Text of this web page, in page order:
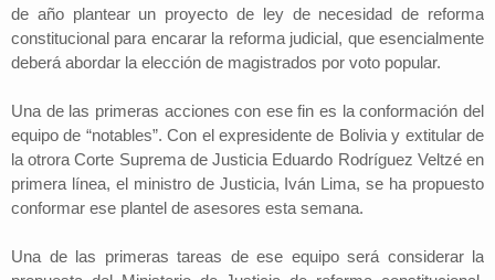
de año plantear un proyecto de ley de necesidad de reforma
constitucional para encarar la reforma judicial, que esencialmente
deberá abordar la elección de magistrados por voto popular.
Una de las primeras acciones con ese fin es la conformación del
equipo de “notables”. Con el expresidente de Bolivia y extitular de
la otrora Corte Suprema de Justicia Eduardo Rodríguez Veltzé en
primera línea, el ministro de Justicia, Iván Lima, se ha propuesto
conformar ese plantel de asesores esta semana.
Una de las primeras tareas de ese equipo será considerar la